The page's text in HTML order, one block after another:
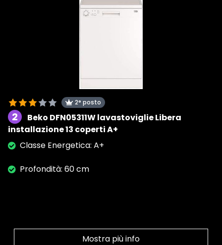
2° posto
2
Beko DFN05311W lavastoviglie Libera
installazione 13 coperti A+
Classe Energetica: A+
Profondità: 60 cm
Mostra più info